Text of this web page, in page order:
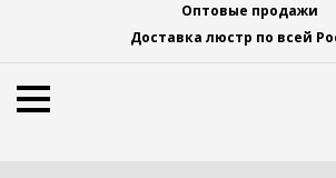
Оптовые продажи
Доставка люстр по всей